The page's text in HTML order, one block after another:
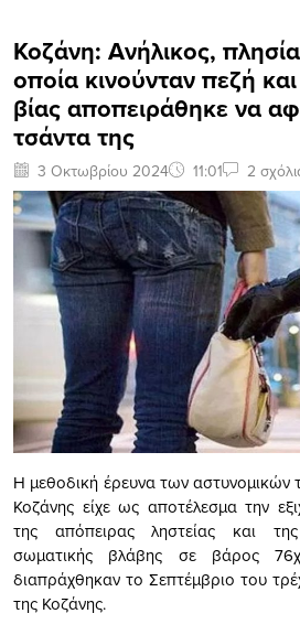
Κοζάνη: Ανήλικος,
οποία κινούνταν πεζή
βίας αποπειράθηκε να
τσάντα της
3 Οκτωβρίου 2024 11:01 2
Η μεθοδική έρευνα των αστυνομικών
Κοζάνης είχε ως αποτέλεσμα την
της απόπειρας ληστείας και
σωματικής βλάβης σε βάρος
διαπράχθηκαν το Σεπτέμβριο του
της Κοζάνης.